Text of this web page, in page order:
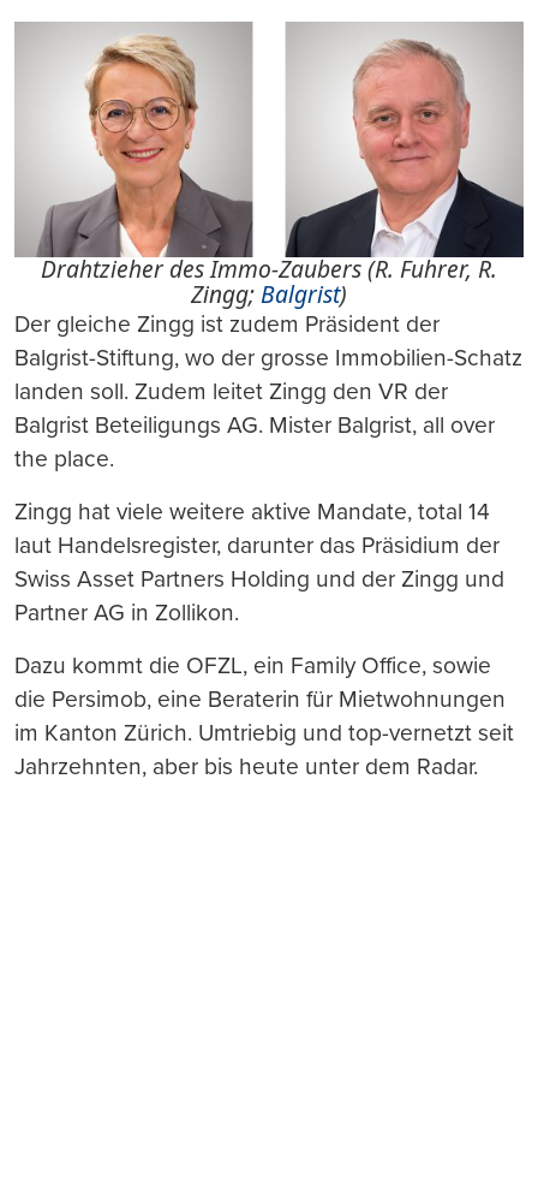
Drahtzieher des Immo-Zaubers (R. Fuhrer, R.
Zingg;Balgrist)
Der gleiche Zingg ist zudem Präsident der
Balgrist-Stiftung, wo der grosse Immobilien-Schatz
landen soll. Zudem leitet Zingg den VR der
Balgrist Beteiligungs AG. Mister Balgrist, all over
the place.
Zingg hat viele weitere aktive Mandate, total 14
laut Handelsregister, darunter das Präsidium der
Swiss Asset Partners Holding und der Zingg und
Partner AG in Zollikon.
Dazu kommt die OFZL, ein Family Office, sowie
die Persimob, eine Beraterin für Mietwohnungen
im Kanton Zürich. Umtriebig und top-vernetzt seit
Jahrzehnten, aber bis heute unter dem Radar.